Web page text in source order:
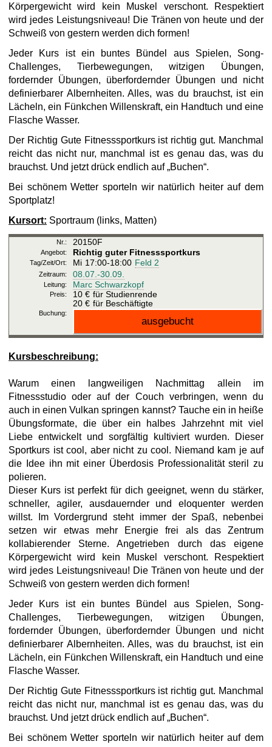
Körpergewicht wird kein Muskel verschont. Respektiert
wird jedes Leistungsniveau! Die Tränen von heute und der
Schweiß von gestern werden dich formen!
Jeder Kurs ist ein buntes Bündel aus Spielen, Song-
Challenges, Tierbewegungen, witzigen Übungen,
fordernder Übungen, überfordernder Übungen und nicht
definierbarer Albernheiten. Alles, was du brauchst, ist ein
Lächeln, ein Fünkchen Willenskraft, ein Handtuch und eine
Flasche Wasser.
Der Richtig Gute Fitnesssportkurs ist richtig gut. Manchmal
reicht das nicht nur, manchmal ist es genau das, was du
brauchst. Und jetzt drück endlich auf „Buchen“.
Bei schönem Wetter sporteln wir natürlich heiter auf dem
Sportplatz!
Kursort: Sportraum (links, Matten)
20150F
Richtig guter Fitnesssportkurs
Mi 17:00-18:00 Feld 2
08.07.-30.09.
Marc Schwarzkopf
10 € für Studienrende
20 € für Beschäftigte
Kursbeschreibung:
Warum einen langweiligen Nachmittag allein im
Fitnessstudio oder auf der Couch verbringen, wenn du
auch in einen Vulkan springen kannst? Tauche ein in heiße
Übungsformate, die über ein halbes Jahrzehnt mit viel
Liebe entwickelt und sorgfältig kultiviert wurden. Dieser
Sportkurs ist cool, aber nicht zu cool. Niemand kam je auf
die Idee ihn mit einer Überdosis Professionalität steril zu
polieren.
Dieser Kurs ist perfekt für dich geeignet, wenn du stärker,
schneller, agiler, ausdauernder und eloquenter werden
willst. Im Vordergrund steht immer der Spaß, nebenbei
setzen wir etwas mehr Energie frei als das Zentrum
kollabierender Sterne. Angetrieben durch das eigene
Körpergewicht wird kein Muskel verschont. Respektiert
wird jedes Leistungsniveau! Die Tränen von heute und der
Schweiß von gestern werden dich formen!
Jeder Kurs ist ein buntes Bündel aus Spielen, Song-
Challenges, Tierbewegungen, witzigen Übungen,
fordernder Übungen, überfordernder Übungen und nicht
definierbarer Albernheiten. Alles, was du brauchst, ist ein
Lächeln, ein Fünkchen Willenskraft, ein Handtuch und eine
Flasche Wasser.
Der Richtig Gute Fitnesssportkurs ist richtig gut. Manchmal
reicht das nicht nur, manchmal ist es genau das, was du
brauchst. Und jetzt drück endlich auf „Buchen“.
Bei schönem Wetter sporteln wir natürlich heiter auf dem